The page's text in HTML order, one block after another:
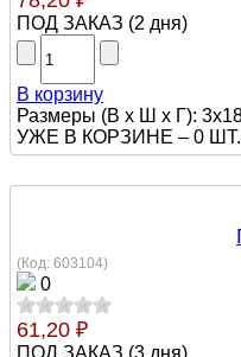
ПОД ЗАКАЗ (2 дня)
В корзину
Размеры (В х Ш х Г):
УЖЕ В КОРЗИНЕ – 0 ШТ.
(Код: 603104)
0
61,20 ₽